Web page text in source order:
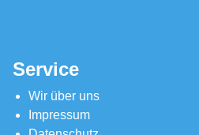
Service
Wir über uns
Impressum